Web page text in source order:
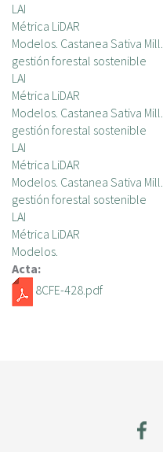
LAI
Métrica LiDAR
Modelos. Castanea Sativa Mill.
gestión forestal sostenible
LAI
Métrica LiDAR
Modelos. Castanea Sativa Mill.
gestión forestal sostenible
LAI
Métrica LiDAR
Modelos. Castanea Sativa Mill.
gestión forestal sostenible
LAI
Métrica LiDAR
Modelos.
Acta:
8CFE-428.pdf